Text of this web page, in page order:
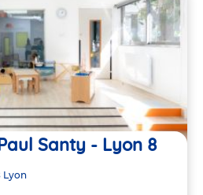
Santy - Lyon 8
Lyon